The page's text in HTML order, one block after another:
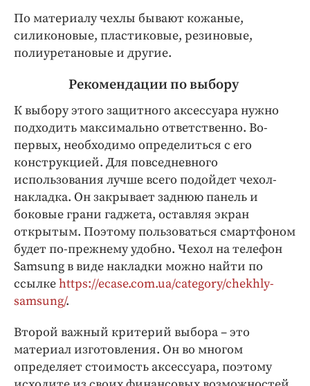
По материалу чехлы бывают кожаные,
силиконовые, пластиковые, резиновые,
полиуретановые и другие.
Рекомендации по выбору
К выбору этого защитного аксессуара нужно
подходить максимально ответственно. Во-
первых, необходимо определиться с его
конструкцией. Для повседневного
использования лучше всего подойдет чехол-
накладка. Он закрывает заднюю панель и
боковые грани гаджета, оставляя экран
открытым. Поэтому пользоваться смартфоном
будет по-прежнему удобно. Чехол на телефон
Samsung в виде накладки можно найти по
ссылкеhttps://ecase.com.ua/category/chekhly-
samsung/.
Второй важный критерий выбора – это
материал изготовления. Он во многом
определяет стоимость аксессуара, поэтому